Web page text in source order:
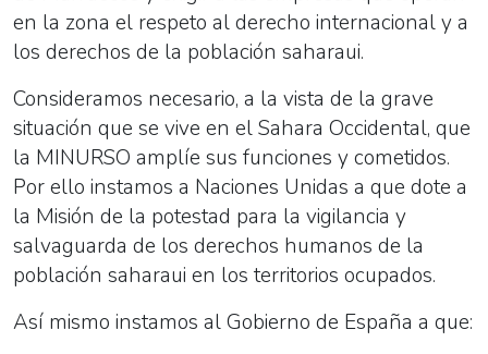
en la zona el respeto al derecho internacional y a
los derechos de la población saharaui.
Consideramos necesario, a la vista de la grave
situación que se vive en el Sahara Occidental, que
la MINURSO amplíe sus funciones y cometidos.
Por ello instamos a Naciones Unidas a que dote a
la Misión de la potestad para la vigilancia y
salvaguarda de los derechos humanos de la
población saharaui en los territorios ocupados.
Así mismo instamos al Gobierno de España a que: